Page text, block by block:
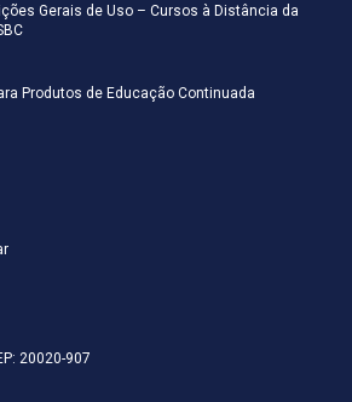
Gerais de Uso – Cursos à Distância da
Produtos de Educação Continuada
20020-907